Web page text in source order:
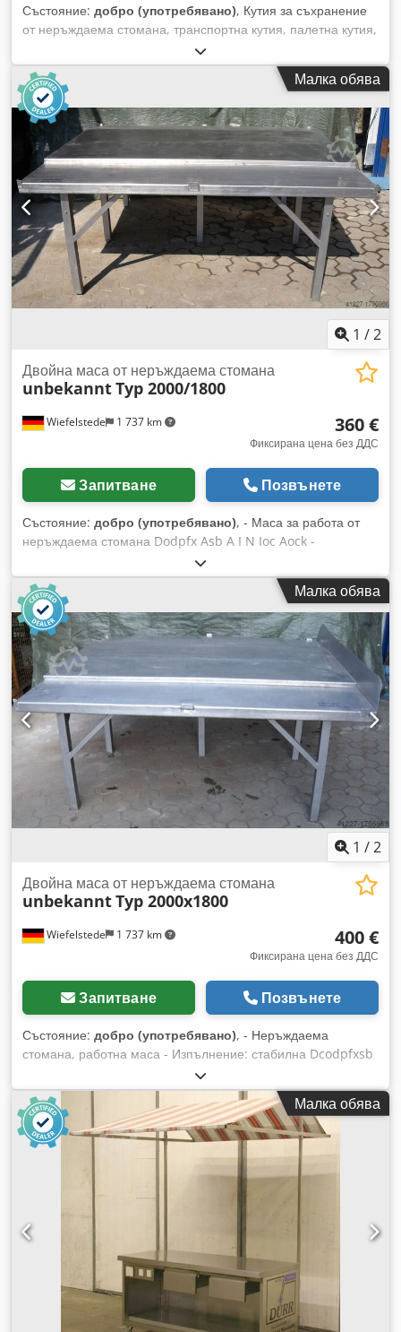
Състояние: добро (употребявано), Кутия за съхранение
от неръждаема стомана, транспортна кутия, палетна кутия,
щайга, контейнер - Материал: неръждаема стомана 4301
Dodpeb A I Ntefx Ac Ajck - Наличност: 1 брой - Размери:
1150/800/H920 мм - Тегло: 98 кг
Малка обява
1 /2
Wiefelstede 1 737 km
Двойна маса от неръждаема стомана
unbekanntTyp 2000/1800
360 €
Фиксирана цена без ДДС
Запитване Позвънете
Състояние: добро (употребявано), - Маса за работа от
неръждаема стомана Dodpfx Asb A I N Ioc Aock -
Изработка: стабилна - Поставка (рафт) - Двустранна маса -
Размери: 2000/1800/В800 мм - Тегло: 120 кг
Малка обява
1 /2
Wiefelstede 1 737 km
Двойна маса от неръждаема стомана
unbekanntTyp 2000x1800
400 €
Фиксирана цена без ДДС
Запитване Позвънете
Състояние: добро (употребявано), - Неръждаема
стомана, работна маса - Изпълнение: стабилна Dcodpfxsb
A I Ndj Ac Ajk - Поставка - двустранна маса - Размери:
2000/1800/H810 мм - Тегло: 117 кг
Малка обява